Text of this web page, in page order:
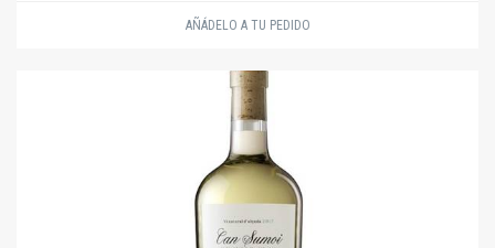
AÑÁDELO A TU PEDIDO